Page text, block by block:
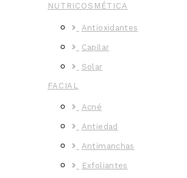
NUTRICOSMÉTICA
Antioxidantes
Capilar
Solar
FACIAL
Acné
Antiedad
Antimanchas
Exfoliantes